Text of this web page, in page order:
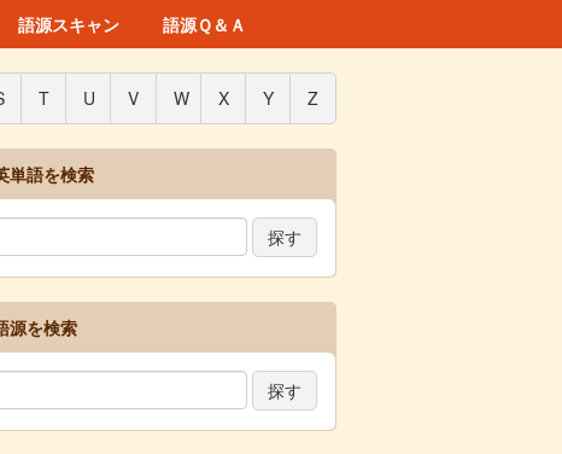
語源スキャン 語源Ｑ＆Ａ
T U V W X Y Z
単語を検索
源を検索